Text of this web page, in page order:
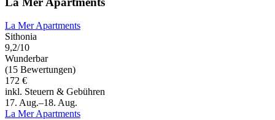
La Mer Apartments
Sithonia
9,2/10
Wunderbar
(15 Bewertungen)
172 €
inkl. Steuern & Gebühren
17. Aug.–18. Aug.
La Mer Apartments